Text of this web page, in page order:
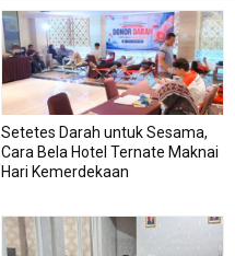
Setetes Darah untuk Sesama,
Cara Bela Hotel Ternate Maknai
Hari Kemerdekaan